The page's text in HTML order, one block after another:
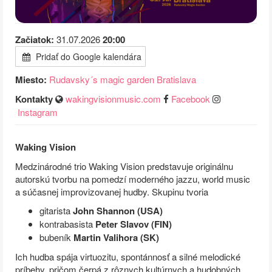
Začiatok: 31.07.202620:00
Pridať do Google kalendára
Miesto: Rudavsky´s magic garden Bratislava
Kontakty wakingvisionmusic.com
Facebook
Instagram
Waking Vision
Medzinárodné trio Waking Vision predstavuje originálnu
autorskú tvorbu na pomedzí moderného jazzu, world music
a súčasnej improvizovanej hudby. Skupinu tvoria
gitaristaJohn Shannon (USA)
kontrabasista Peter Slavov (FIN)
bubeník Martin Valihora (SK)
Ich hudba spája virtuozitu, spontánnosť a silné melodické
príbehy, pričom čerpá z rôznych kultúrnych a hudobných